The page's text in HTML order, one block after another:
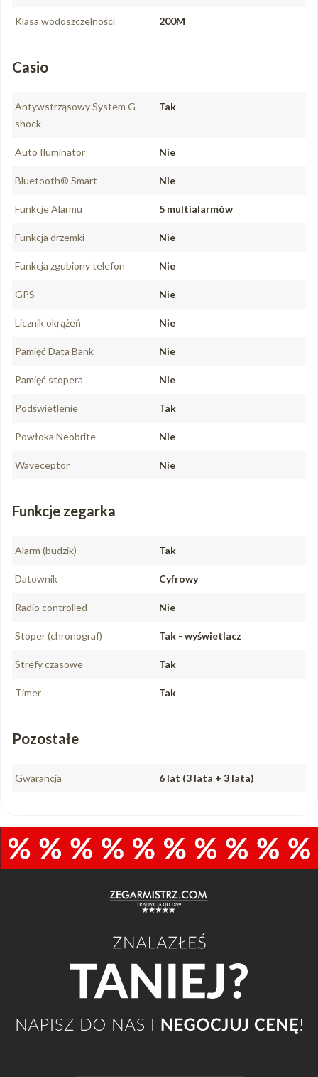
Klasa wodoszczelności 200M
Casio
Antywstrząsowy System G-
shock
Tak
Auto Iluminator Nie
Bluetooth® Smart Nie
Funkcje Alarmu 5 multialarmów
Funkcja drzemki Nie
Funkcja zgubiony telefon Nie
GPS Nie
Licznik okrążeń Nie
Pamięć Data Bank Nie
Pamięć stopera Nie
Podświetlenie Tak
Powłoka Neobrite Nie
Waveceptor Nie
Funkcje zegarka
Alarm (budzik) Tak
Datownik Cyfrowy
Radio controlled Nie
Stoper (chronograf) Tak - wyświetlacz
Strefy czasowe Tak
Timer Tak
Pozostałe
Gwarancja 6 lat (3 lata + 3 lata)